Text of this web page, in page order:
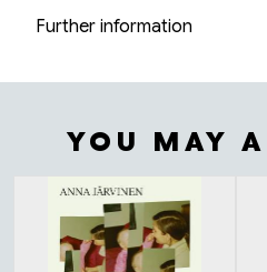
Further information
YOU MAY